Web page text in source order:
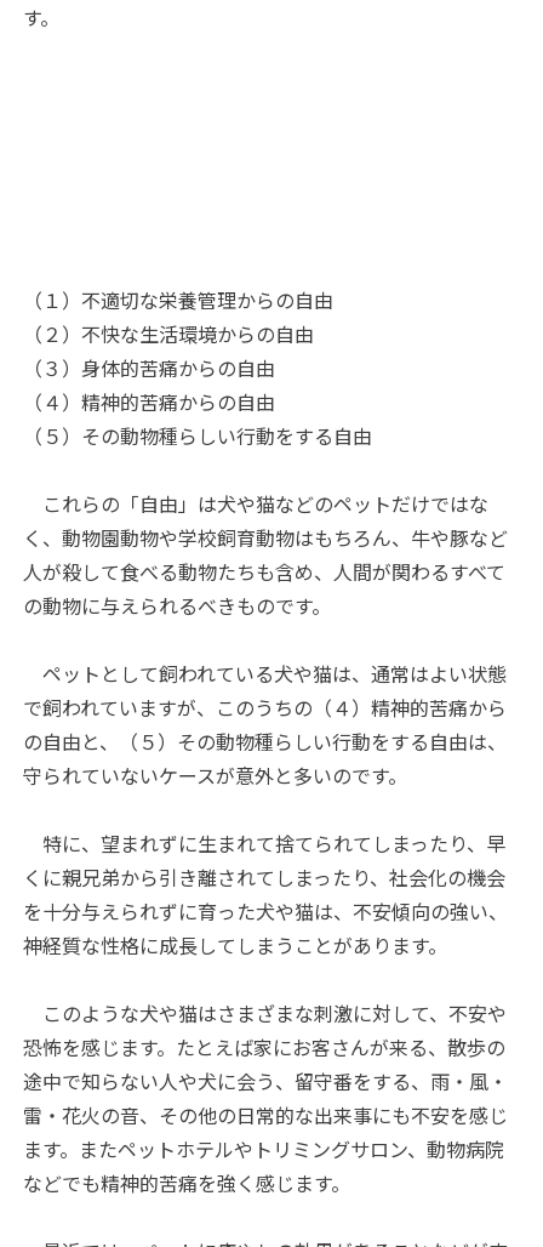
す。
（１）不適切な栄養管理からの自由
（２）不快な生活環境からの自由
（３）身体的苦痛からの自由
（４）精神的苦痛からの自由
（５）その動物種らしい行動をする自由
これらの「自由」は犬や猫などのペットだけではな
く、動物園動物や学校飼育動物はもちろん、牛や豚など
人が殺して食べる動物たちも含め、人間が関わるすべて
の動物に与えられるべきものです。
ペットとして飼われている犬や猫は、通常はよい状態
で飼われていますが、このうちの（４）精神的苦痛から
の自由と、（５）その動物種らしい行動をする自由は、
守られていないケースが意外と多いのです。
特に、望まれずに生まれて捨てられてしまったり、早
くに親兄弟から引き離されてしまったり、社会化の機会
を十分与えられずに育った犬や猫は、不安傾向の強い、
神経質な性格に成長してしまうことがあります。
このような犬や猫はさまざまな刺激に対して、不安や
恐怖を感じます。たとえば家にお客さんが来る、散歩の
途中で知らない人や犬に会う、留守番をする、雨・風・
雷・花火の音、その他の日常的な出来事にも不安を感じ
ます。またペットホテルやトリミングサロン、動物病院
などでも精神的苦痛を強く感じます。